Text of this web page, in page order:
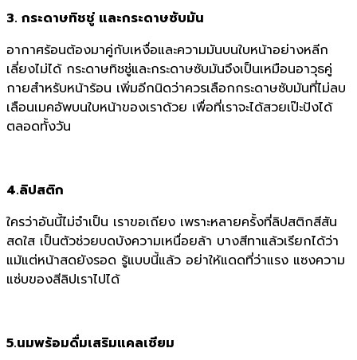
3. กระดาษทิชชู่ และกระดาษซับมัน
อากาศร้อนต้องมาคู่กับเหงื่อและความมันบนใบหน้าอย่างหลีก
เลี่ยงไม่ได้ กระดาษทิชชู่และกระดาษซับมันจึงเป็นเหมือนอาวุธคู่
กายสำหรับหน้าร้อน เพิ่มอีกนิดว่าควรเลือกกระดาษซับมันที่ไม่ลบ
เลือนเมคอัพบนใบหน้าของเราด้วย เพื่อที่เราจะได้สวยเป๊ะปังได้
ตลอดทั้งวัน
4.ลิปสติก
ใครว่าอันนี้ไม่จำเป็น เราขอเถียง เพราะหลายครั้งที่ลิปสติกสีสัน
สดใส เป็นตัวช่วยบดบังความเหนื่อยล้า บางสีทาแล้วเรียกได้ว่า
แม้แต่หน้าสดยังรอด รู้แบบนี้แล้ว อย่าให้แดดที่ว่าแรง แซงความ
แซ่บของสีลิปเราไปได้
5.นมพร้อมดื่มเสริมแคลเซียม